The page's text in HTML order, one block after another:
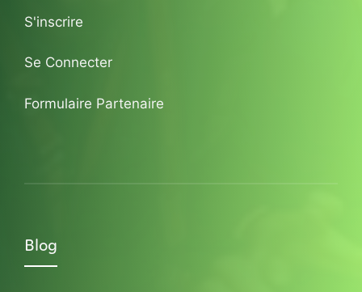
S'inscrire
Se Connecter
Formulaire Partenaire
Blog